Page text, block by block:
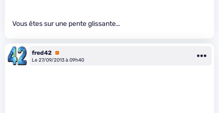
Vous êtes sur une pente glissante…
fred42 Premium
Le 27/09/2013 à 09h40